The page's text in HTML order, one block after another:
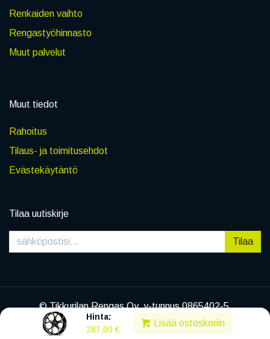
Hinta:
287,00 €
Lisää ostoskoriin
Renkaiden vaihto
Rengastyöhinnasto
Muut palvelut
Muut tiedot
Rahoitus
Tilaus- ja toimitusehdot
Evästekäytäntö
Tilaa uutiskirje
Tilaa
© Tikkurilan Rengas Oy, y-tunnus 0865402-5
|Tietosuojaseloste